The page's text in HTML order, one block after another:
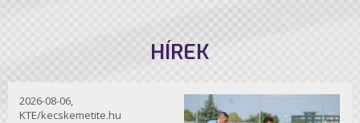
HÍREK
2026-08-06,
KTE/kecskemetite.hu